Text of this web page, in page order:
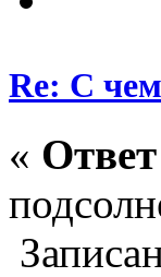
Re: С чем
«